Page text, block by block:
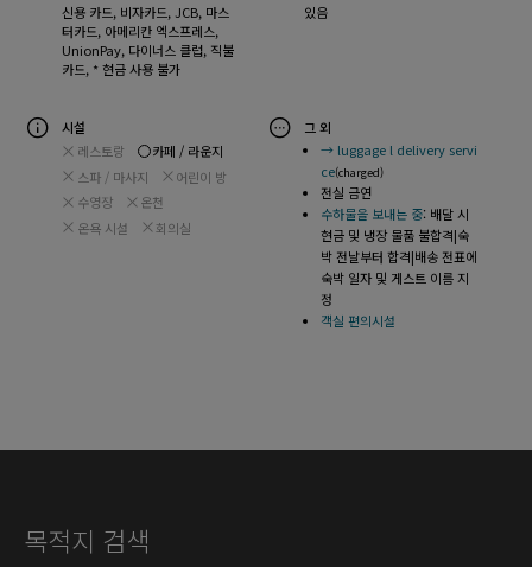
신용 카드, 비자카드, JCB, 마스
터카드, 아메리칸 엑스프레스,
UnionPay, 다이너스 클럽, 직불
카드, * 현금 사용 불가
있음
시설
레스토랑
카페 / 라운지
스파 / 마사지
어린이 방
수영장
온천
온욕 시설
회의실
그 외
→ luggage l delivery servi
ce(charged)
전실 금연
수하물을 보내는 중: 배달 시
현금 및 냉장 물품 불합격|숙
박 전날부터 합격|배송 전표에
숙박 일자 및 게스트 이름 지
정
객실 편의시설
목적지 검색